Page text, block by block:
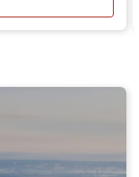
ITALO: MASSIMA